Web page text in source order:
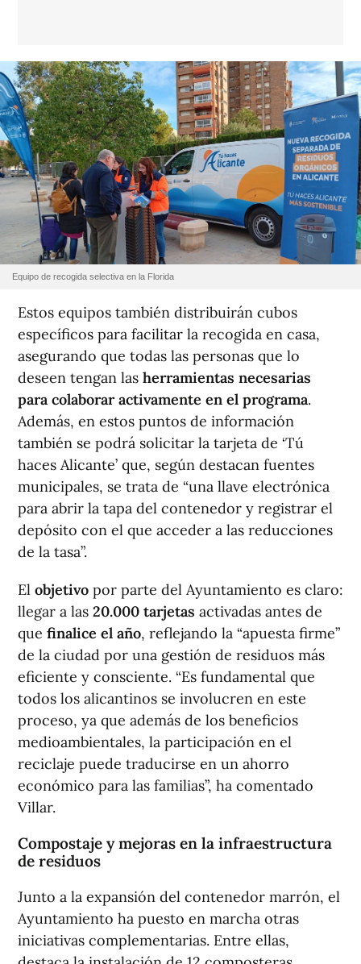
Equipo de recogida selectiva en la Florida
Estos equipos también distribuirán cubos
específicos para facilitar la recogida en casa,
asegurando que todas las personas que lo
deseen tengan las herramientas necesarias
para colaborar activamente en el programa.
Además, en estos puntos de información
también se podrá solicitar la tarjeta de ‘Tú
haces Alicante’ que, según destacan fuentes
municipales, se trata de “una llave electrónica
para abrir la tapa del contenedor y registrar el
depósito con el que acceder a las reducciones
de la tasa”.
El objetivo por parte del Ayuntamiento es claro:
llegar a las 20.000 tarjetas activadas antes de
que finalice el año, reflejando la “apuesta firme”
de la ciudad por una gestión de residuos más
eficiente y consciente. “Es fundamental que
todos los alicantinos se involucren en este
proceso, ya que además de los beneficios
medioambientales, la participación en el
reciclaje puede traducirse en un ahorro
económico para las familias”, ha comentado
Villar.
Compostaje y mejoras en la infraestructura
de residuos
Junto a la expansión del contenedor marrón, el
Ayuntamiento ha puesto en marcha otras
iniciativas complementarias. Entre ellas,